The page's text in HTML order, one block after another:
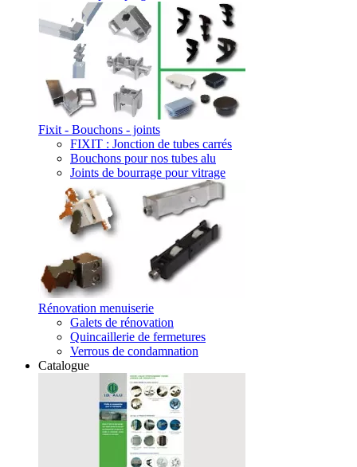
Fixit - Bouchons - joints
FIXIT : Jonction de tubes carrés
Bouchons pour nos tubes alu
Joints de bourrage pour vitrage
Rénovation menuiserie
Galets de rénovation
Quincaillerie de fermetures
Verrous de condamnation
Catalogue